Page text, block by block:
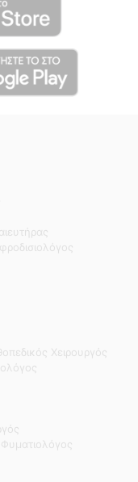
Χειρουργός